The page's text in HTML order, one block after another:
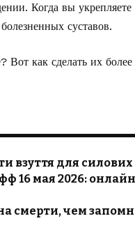
Когда вы
суставов.
Вот как сделать их
взуття для силових
16 мая 2026:
смерти, чем